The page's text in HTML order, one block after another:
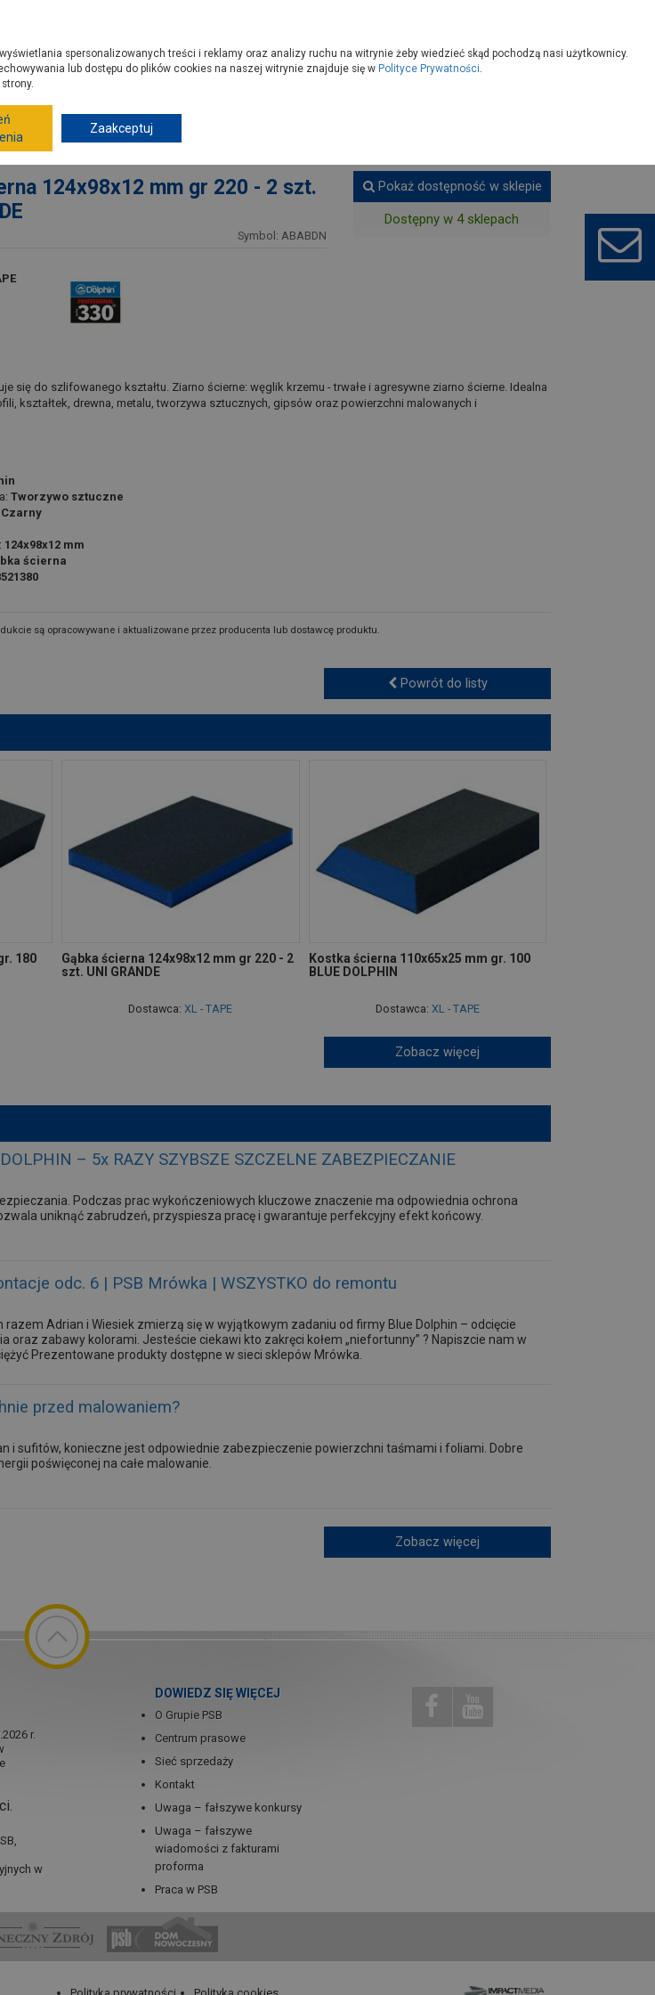
Materiały ścierne
124x98x12 mm gr 220 - 2 szt.
Symbol: ABABDN
Pokaż dostępność w sklepie
Dostępny w 4 sklepach
się do szlifowanego kształtu. Ziarno ścierne: węglik krzemu - trwałe i agresywne ziarno ścierne. Idealna
kształtek, drewna, metalu, tworzywa sztucznych, gipsów oraz powierzchni malowanych i
Tworzywo sztuczne
Czarny
124x98x12 mm
ścierna
są opracowywane i aktualizowane przez producenta lub dostawcę produktu.
Powrót do listy
180
Gąbka ścierna 124x98x12 mm gr 220 - 2
szt. UNI GRANDE
Dostawca:XL - TAPE
Kostka ścierna 110x65x25 mm gr. 100
BLUE DOLPHIN
Dostawca: XL - TAPE
Zobacz więcej
– 5x RAZY SZYBSZE SZCZELNE ZABEZPIECZANIE
Podczas prac wykończeniowych kluczowe znaczenie ma odpowiednia ochrona
uniknąć zabrudzeń, przyspiesza pracę i gwarantuje perfekcyjny efekt końcowy.
odc. 6 | PSB Mrówka | WSZYSTKO do remontu
razem Adrian i Wiesiek zmierzą się w wyjątkowym zadaniu od firmy Blue Dolphin – odcięcie
oraz zabawy kolorami. Jesteście ciekawi kto zakręci kołem „niefortunny” ? Napiszcie nam w
Prezentowane produkty dostępne w sieci sklepów Mrówka.
przed malowaniem?
i sufitów, konieczne jest odpowiednie zabezpieczenie powierzchni taśmami i foliami. Dobre
poświęconej na całe malowanie.
Zobacz więcej
r.
w
DOWIEDZ SIĘ WIĘCEJ
O Grupie PSB
Centrum prasowe
Sieć sprzedaży
Kontakt
Uwaga – fałszywe konkursy
Uwaga – fałszywe
wiadomości z fakturami
proforma
Praca w PSB
spersonalizowanych treści i reklamy oraz analizy ruchu na witrynie żeby wiedzieć skąd pochodzą nasi użytkownicy.
lub dostępu do plików cookies na naszej witrynie znajduje się w Polityce Prywatności.
Zaakceptuj